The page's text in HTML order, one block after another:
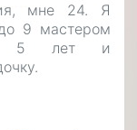
мне 24. Я
9 мастером
5 лет и